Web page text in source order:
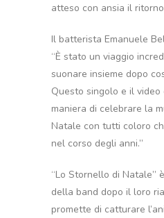
atteso con ansia il
Il batterista Emanuele
“È stato un viaggio
suonare insieme dopo
Questo singolo e il
maniera di celebrare la
Natale con tutti coloro
nel corso degli anni.”
“Lo Stornello di Natale”
della band dopo il loro
promette di catturare